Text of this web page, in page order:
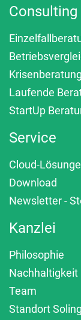
Consulting
Krisenberatung
Laufende
StartUp
Service
Cloud-
Download
Newsletter -
Kanzlei
Philosophie
Nachhaltigkeit
Team
Standort